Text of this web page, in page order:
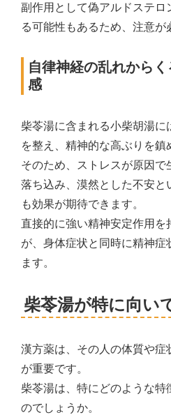
副作用として偽アルドステロ
る可能性もあるため、注意が
自律神経の乱れから
感
柴苓湯に含まれる小柴胡湯に
を整え、精神的な高ぶりを鎮
そのため、ストレスが原因
落ち込み、漠然とした不安と
も効果が期待できます。
直接的に強い精神安定作用を
が、身体症状と同時に精神症
ます。
柴苓湯が特に向い
漢方薬は、その人の体質や
が重要です。
柴苓湯は、特にどのような特
のでしょうか。